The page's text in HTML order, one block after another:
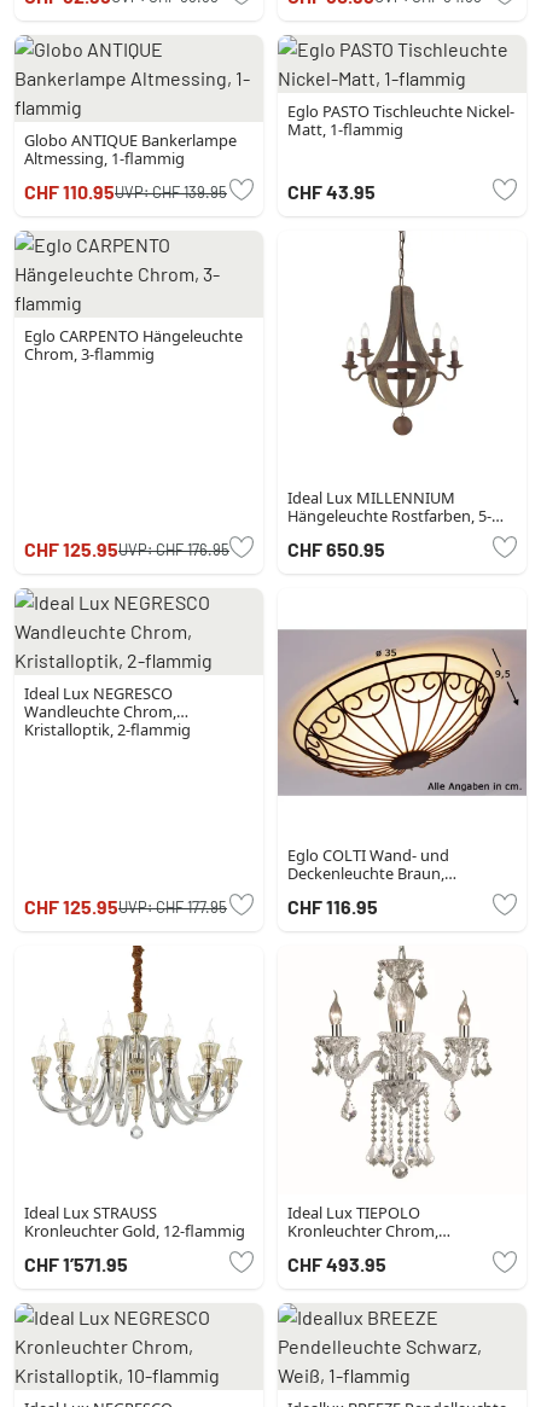
Globo ANTIQUE Bankerlampe
Altmessing, 1-flammig
CHF 110.95UVP:CHF 139.95
Eglo PASTO Tischleuchte Nickel-
Matt, 1-flammig
CHF 43.95
Eglo CARPENTO Hängeleuchte
Chrom, 3-flammig
CHF 125.95UVP:CHF 176.95
Ideal Lux MILLENNIUM
Hängeleuchte Rostfarben, 5-
CHF 650.95
Ideal Lux NEGRESCO
Wandleuchte Chrom,
Kristalloptik, 2-flammig
CHF 125.95UVP:CHF 177.95
Eglo COLTI Wand- und
Deckenleuchte Braun,
Dunkelbraun, Rostfarben, Weiß,
2-flammig
CHF 116.95
Ideal Lux STRAUSS
Kronleuchter Gold, 12-flammig
CHF 1’571.95
Ideal Lux TIEPOLO
Kronleuchter Chrom,
CHF 493.95